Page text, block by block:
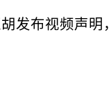
发布视频声明